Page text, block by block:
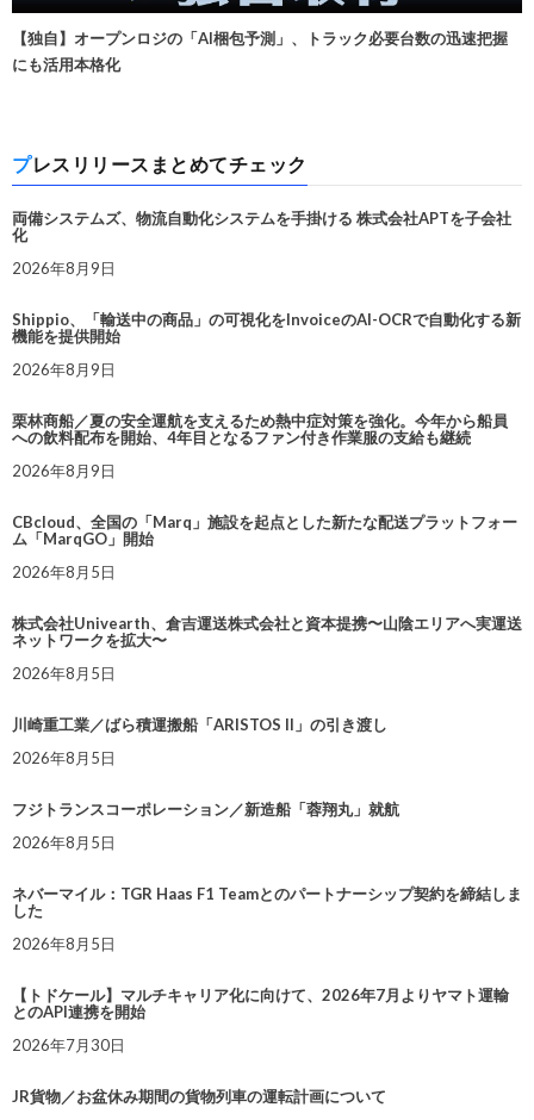
【独自】オープンロジの「AI梱包予測」、トラック必要台数の迅速把握
にも活用本格化
プレスリリースまとめてチェック
両備システムズ、物流自動化システムを手掛ける 株式会社APTを子会社
化
2026年8月9日
Shippio、「輸送中の商品」の可視化をInvoiceのAI-OCRで自動化する新
機能を提供開始
2026年8月9日
栗林商船／夏の安全運航を支えるため熱中症対策を強化。今年から船員
への飲料配布を開始、4年目となるファン付き作業服の支給も継続
2026年8月9日
CBcloud、全国の「Marq」施設を起点とした新たな配送プラットフォー
ム「MarqGO」開始
2026年8月5日
株式会社Univearth、倉吉運送株式会社と資本提携〜山陰エリアへ実運送
ネットワークを拡大〜
2026年8月5日
川崎重工業／ばら積運搬船「ARISTOS II」の引き渡し
2026年8月5日
フジトランスコーポレーション／新造船「蓉翔丸」就航
2026年8月5日
ネバーマイル：TGR Haas F1 Teamとのパートナーシップ契約を締結しま
した
2026年8月5日
【トドケール】マルチキャリア化に向けて、2026年7月よりヤマト運輸
とのAPI連携を開始
2026年7月30日
JR貨物／お盆休み期間の貨物列車の運転計画について